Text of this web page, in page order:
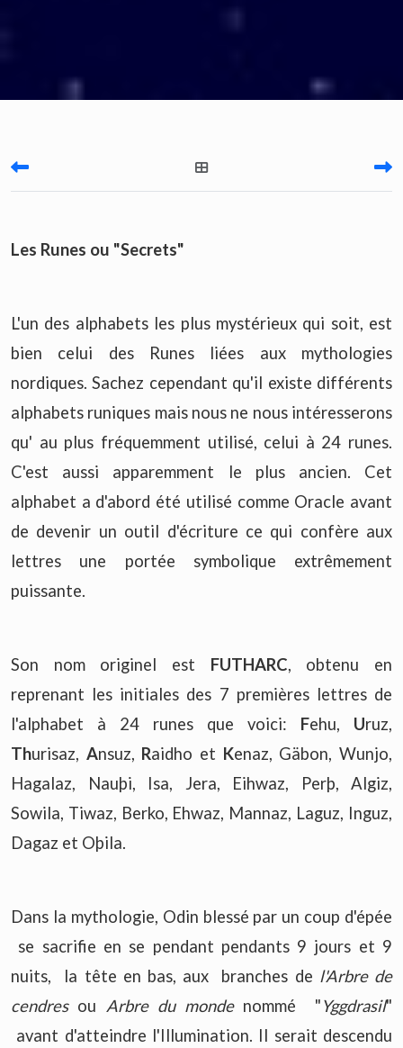
Les Runes ou "Secrets"
L'un des alphabets les plus mystérieux qui soit, est
bien celui des Runes liées aux mythologies
nordiques. Sachez cependant qu'il existe différents
alphabets runiques mais nous ne nous intéresserons
qu' au plus fréquemment utilisé, celui à 24 runes.
C'est aussi apparemment le plus ancien. Cet
alphabet a d'abord été utilisé comme Oracle avant
de devenir un outil d'écriture ce qui confère aux
lettres une portée symbolique extrêmement
puissante.
Son nom originel est FUTHARC, obtenu en
reprenant les initiales des 7 premières lettres de
l'alphabet à 24 runes que voici: Fehu, Uruz,
Thurisaz, Ansuz, Raidho et Kenaz, Gäbon, Wunjo,
Hagalaz, Nauþi, Isa, Jera, Eihwaz, Perþ, Algiz,
Sowila, Tiwaz, Berko, Ehwaz, Mannaz, Laguz, Inguz,
Dagaz et Oþila.
Dans la mythologie, Odin blessé par un coup d'épée
se sacrifie en se pendant pendants 9 jours et 9
nuits, la tête en bas, aux branches de l'Arbre de
cendresou Arbre du mondenommé "Yggdrasil"
avant d'atteindre l'Illumination. Il serait descendu